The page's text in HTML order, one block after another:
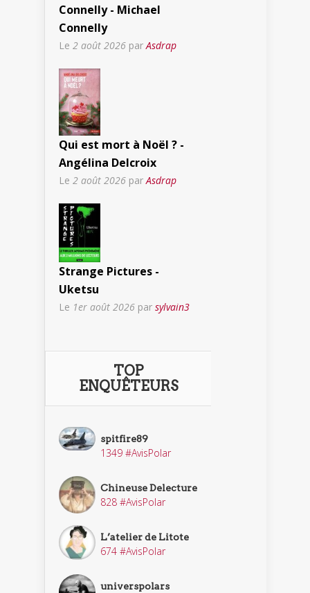
Connelly - Michael
Connelly
Le 2 août 2026 parAsdrap
Qui est mort à Noël ? -
Angélina Delcroix
Le 2 août 2026 par Asdrap
Strange Pictures -
Uketsu
Le 1er août 2026 par sylvain3
TOP
ENQUÊTEURS
spitfire89
1349 #AvisPolar
Chineuse Delecture
828 #AvisPolar
L’atelier de Litote
674 #AvisPolar
universpolars